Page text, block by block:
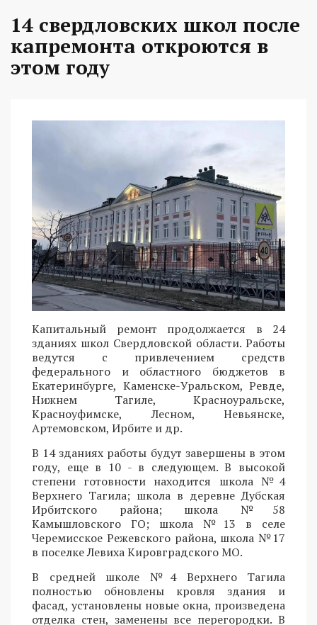
14 свердловских школ после
капремонта откроются в
этом году
Капитальный ремонт продолжается в 24
зданиях школ Свердловской области. Работы
ведутся с привлечением средств
федерального и областного бюджетов в
Екатеринбурге, Каменске-Уральском, Ревде,
Нижнем Тагиле, Красноуральске,
Красноуфимске, Лесном, Невьянске,
Артемовском, Ирбите и др.
В 14 зданиях работы будут завершены в этом
году, еще в 10 - в следующем. В высокой
степени готовности находится школа №4
Верхнего Тагила; школа в деревне Дубская
Ирбитского района; школа №58
Камышловского ГО; школа №13 в селе
Черемисское Режевского района, школа №17
в поселке Левиха Кировградского МО.
В средней школе №4 Верхнего Тагила
полностью обновлены кровля здания и
фасад, установлены новые окна, произведена
отделка стен, заменены все перегородки. В